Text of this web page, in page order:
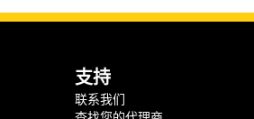
支持
联系我们